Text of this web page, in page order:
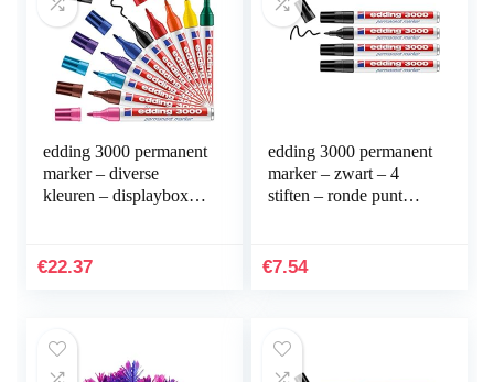
edding 3000 permanent
marker – diverse
kleuren – displaybox
sneldrogende…
€22.37
edding 3000 permanent
marker – zwart – 4
stiften – ronde punt
permanent marker –
€7.54